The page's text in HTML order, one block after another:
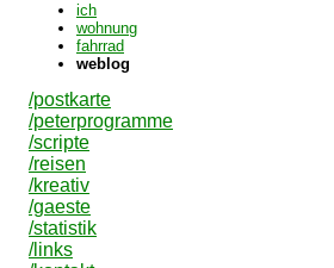
ich
wohnung
fahrrad
weblog
/postkarte
/peterprogramme
/scripte
/reisen
/kreativ
/gaeste
/statistik
/links